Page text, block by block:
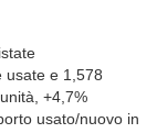
usate e 1,578
+4,7%
usato/nuovo in